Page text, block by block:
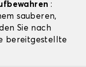
:
sauberen,
Sie nach
bereitgestellte